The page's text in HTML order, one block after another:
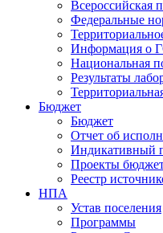
Всероссийская
Федеральные
Информация о
Национальная
Результаты
Бюджет
Бюджет
Отчет об
Индикативный
Проекты
Реестр
НПА
Устав поселения
Программы